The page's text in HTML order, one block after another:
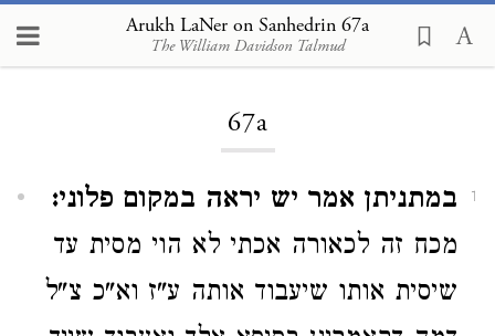
Arukh LaNer on Sanhedrin 67a
The William Davidson Talmud
Loading...
67a
1
במתניתן אמר יש יראה במקום פלוני:
מכח זה לכאורה אכתי לא הוי מסית עד
שיסית אותו שיעבוד אותה ע"ז וא"כ צ"ל